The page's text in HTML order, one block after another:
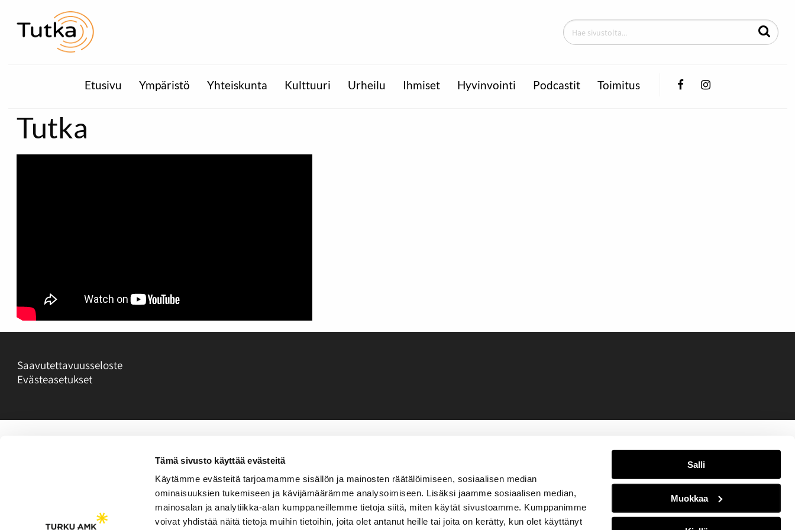
Tämä sivusto käyttää evästeitä
Käytämme evästeitä tarjoamamme sisällön ja mainosten räätälöimiseen, sosiaalisen median
ominaisuuksien tukemiseen ja kävijämäärämme analysoimiseen. Lisäksi jaamme sosiaalisen median,
mainosalan ja analytiikka-alan kumppaneillemme tietoja siitä, miten käytät sivustoamme. Kumppanimme
voivat yhdistää näitä tietoja muihin tietoihin, joita olet antanut heille tai joita on kerätty, kun olet käyttänyt
Salli
Muokkaa
Etusivu Ympäristö Yhteiskunta Kulttuuri Urheilu Ihmiset Hyvinvointi Podcastit Toimitus FacebookInstagram
Tutka
Saavutettavuusseloste
Evästeasetukset